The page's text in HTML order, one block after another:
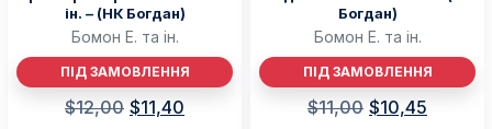
ін. – (НК Богдан)
Бомон Е. та ін.
ПІД ЗАМОВЛЕННЯ
$12,00 $11,40
Богдан)
Бомон Е. та ін.
ПІД ЗАМОВЛЕННЯ
$11,00 $10,45